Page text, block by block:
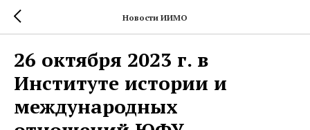
Новости ИИМО
26 октября 2023 г. в
Институте истории и
международных